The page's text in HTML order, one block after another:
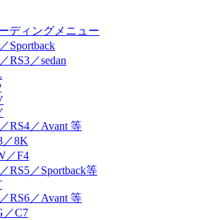
ディングメニュー
Sportback
RS3／sedan
RS4／Avant 等
／8K
／F4
RS5／Sportback等
RS6／Avant 等
／C7